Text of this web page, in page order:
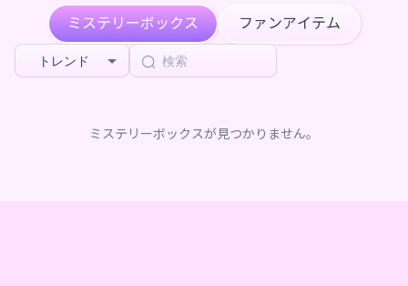
ミステリーボックス ファンアイテム
トレンド
ミステリーボックスが見つかりません。